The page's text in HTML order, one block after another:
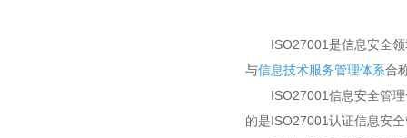
ISO27001是信息安全领
与信息技术服务管理体系合
ISO27001信息安全管理
的是ISO27001认证信息安